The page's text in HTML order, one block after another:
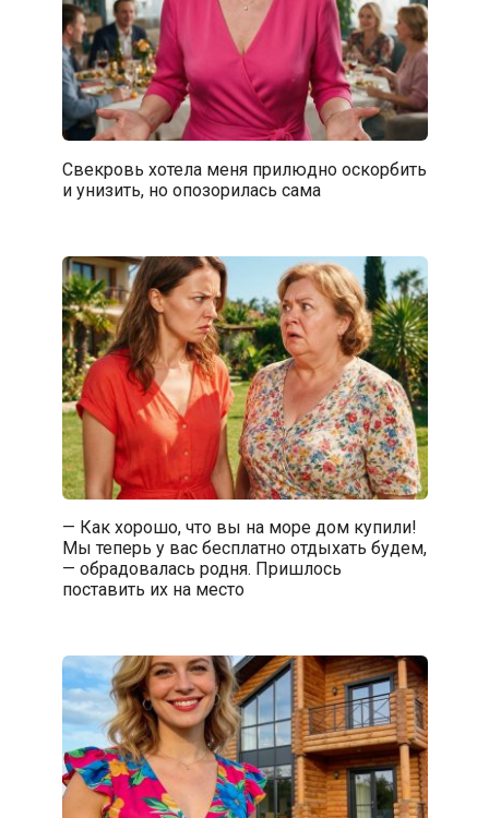
Свекровь хотела меня прилюдно оскорбить
и унизить, но опозорилась сама
— Как хорошо, что вы на море дом купили!
Мы теперь у вас бесплатно отдыхать будем,
— обрадовалась родня. Пришлось
поставить их на место